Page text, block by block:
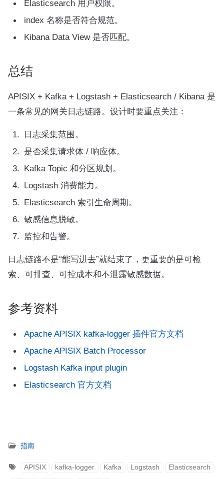
Elasticsearch 用户权限。
index 名称是否符合规范。
Kibana Data View 是否匹配。
总结
APISIX + Kafka + Logstash + Elasticsearch / Kibana 是
一条常见的网关日志链路。设计时要重点关注：
日志采集范围。
是否采集请求体 / 响应体。
Kafka Topic 和分区规划。
Logstash 消费能力。
Elasticsearch 索引生命周期。
敏感信息脱敏。
监控和告警。
日志链路不是“能写进去”就结束了，更重要的是可检
索、可排查、可控成本和不泄露敏感数据。
参考资料
Apache APISIX kafka-logger 插件官方文档
Apache APISIX Batch Processor
Logstash Kafka input plugin
Elasticsearch 官方文档
指南
APISIX kafka-logger Kafka Logstash Elasticsearch